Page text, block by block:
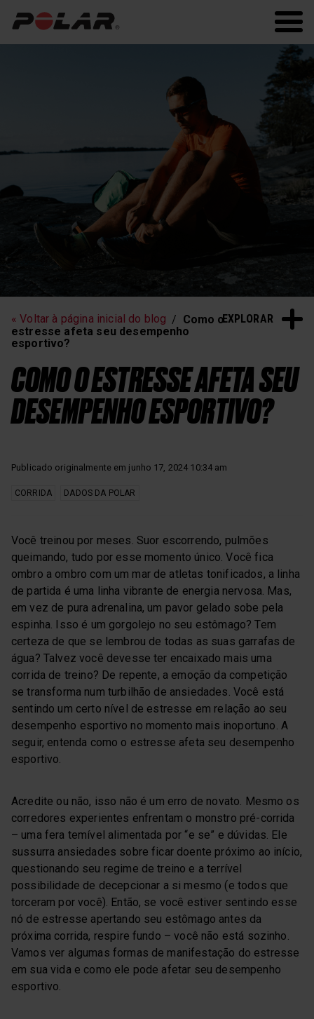
Polar Flow
EXPLORAR
« Voltar à página inicial do blog
Como o
estresse afeta seu desempenho
esportivo?
COMO O ESTRESSE AFETA SEU
DESEMPENHO ESPORTIVO?
Publicado originalmente em junho 17, 2024 10:34 am
CORRIDA DADOS DA POLAR
Você treinou por meses. Suor escorrendo, pulmões
queimando, tudo por esse momento único. Você fica
ombro a ombro com um mar de atletas tonificados, a linha
de partida é uma linha vibrante de energia nervosa. Mas,
em vez de pura adrenalina, um pavor gelado sobe pela
espinha. Isso é um gorgolejo no seu estômago? Tem
certeza de que se lembrou de todas as suas garrafas de
água? Talvez você devesse ter encaixado mais uma
corrida de treino? De repente, a emoção da competição
se transforma num turbilhão de ansiedades. Você está
sentindo um certo nível de estresse em relação ao seu
desempenho esportivo no momento mais inoportuno. A
seguir, entenda como o estresse afeta seu desempenho
esportivo.
Acredite ou não, isso não é um erro de novato. Mesmo os
corredores experientes enfrentam o monstro pré-corrida
– uma fera temível alimentada por “e se” e dúvidas. Ele
sussurra ansiedades sobre ficar doente próximo ao início,
questionando seu regime de treino e a terrível
possibilidade de decepcionar a si mesmo (e todos que
torceram por você). Então, se você estiver sentindo esse
nó de estresse apertando seu estômago antes da
próxima corrida, respire fundo – você não está sozinho.
Vamos ver algumas formas de manifestação do estresse
em sua vida e como ele pode afetar seu desempenho
esportivo.